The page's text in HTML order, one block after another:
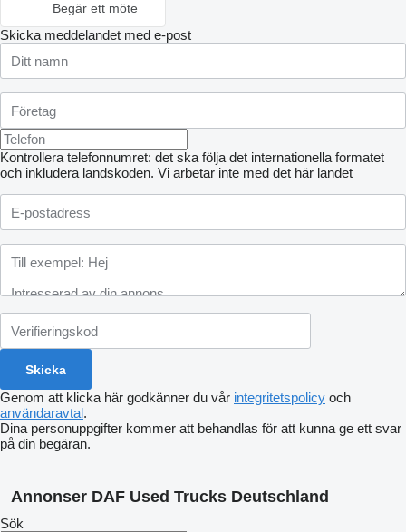
Begär ett möte
Skicka meddelandet med e-post
Kontrollera telefonnumret: det ska följa det internationella formatet
och inkludera landskoden. Vi arbetar inte med det här landet
Genom att klicka här godkänner du vår integritetspolicy och
användaravtal.
Dina personuppgifter kommer att behandlas för att kunna ge ett svar
på din begäran.
Annonser DAF Used Trucks Deutschland
Sök